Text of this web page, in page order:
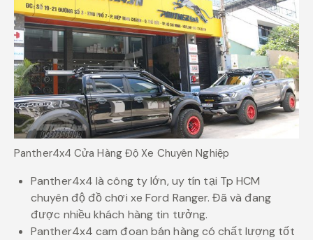
Panther4x4 Cửa Hàng Độ Xe Chuyên Nghiệp
Panther4x4 là công ty lớn, uy tín tại Tp HCM
chuyên độ đồ chơi xe Ford Ranger. Đã và đang
được nhiều khách hàng tin tưởng.
Panther4x4 cam đoan bán hàng có chất lượng tốt